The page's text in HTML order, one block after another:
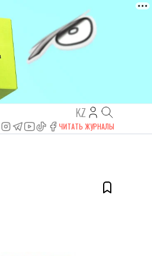
KZ
ЧИТАТЬ ЖУРНАЛЫ